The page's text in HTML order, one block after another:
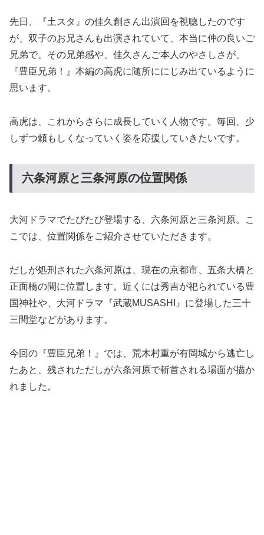
先日、『土スタ』の佳久創さん出演回を視聴したのです
が、双子のお兄さんも出演されていて、本当に仲の良いご
兄弟で、その兄弟感や、佳久さんご本人のやさしさが、
『豊臣兄弟！』本編の高虎に随所ににじみ出ているように
思います。
高虎は、これからさらに成長していく人物です。毎回、少
しずつ頼もしくなっていく姿を応援していきたいです。
六条河原と三条河原の位置関係
大河ドラマでたびたび登場する、六条河原と三条河原。こ
こでは、位置関係をご紹介させていただきます。
だしが処刑された六条河原は、現在の京都市、五条大橋と
正面橋の間に位置します。近くには秀吉が祀られている豊
国神社や、大河ドラマ『武蔵MUSASHI』に登場した三十
三間堂などがあります。
今回の『豊臣兄弟！』では、荒木村重が有岡城から逃亡し
たあと、残されただしが六条河原で斬首される場面が描か
れました。